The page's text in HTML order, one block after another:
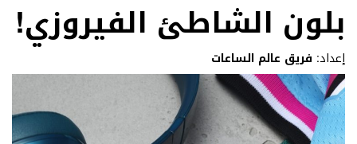
بلون الشاطئ الفيروزي!
إعداد: فريق عالم الساعات